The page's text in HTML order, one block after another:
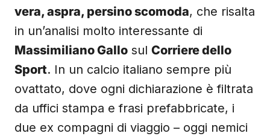
vera, aspra, persino scomoda, che risalta
in un’analisi molto interessante di
Massimiliano Gallo sul Corriere dello
Sport. In un calcio italiano sempre più
ovattato, dove ogni dichiarazione è filtrata
da uffici stampa e frasi prefabbricate, i
due ex compagni di viaggio – oggi nemici